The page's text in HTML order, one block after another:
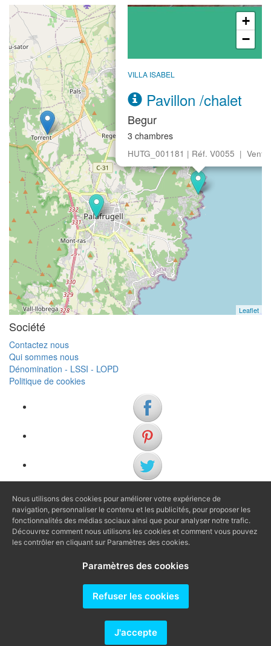
VILLA ISABEL
Pavillon /chalet
Begur
3 chambres
HUTG_001181 | Réf. V0055 | Vente
+
−
Leaflet
Société
Contactez nous
Qui sommes nous
Dénomination - LSSI - LOPD
Politique de cookies
(+34) 972 622 505
(+34) 638 983 816
Nous utilisons des cookies pour améliorer votre expérience de
navigation, personnaliser le contenu et les publicités, pour proposer les
fonctionnalités des médias sociaux ainsi que pour analyser notre trafic.
Découvrez comment nous utilisons les cookies et comment vous pouvez
les contrôler en cliquant sur Paramètres des cookies.
Paramètres des cookies
Refuser les cookies
J'accepte